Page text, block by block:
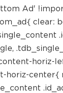
Ad'
clear:
horiz-
horiz-center{